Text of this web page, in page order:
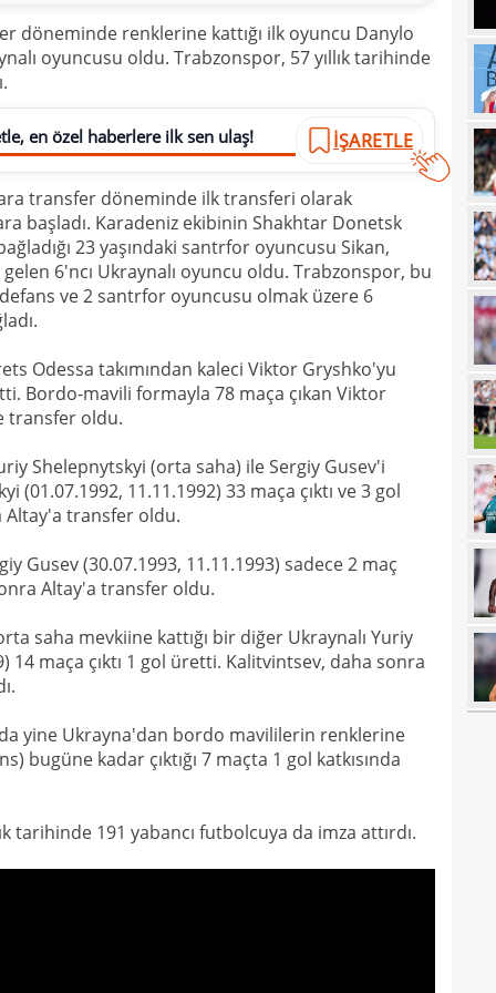
döneminde renklerine kattığı ilk oyuncu Danylo
oyuncusu oldu. Trabzonspor, 57 yıllık tarihinde
en özel haberlere ilk sen ulaş! İŞARETLE
transfer döneminde ilk transferi olarak
başladı. Karadeniz ekibinin Shakhtar Donetsk
23 yaşındaki santrfor oyuncusu Sikan,
6'ncı Ukraynalı oyuncu oldu. Trabzonspor, bu
ve 2 santrfor oyuncusu olmak üzere 6
Odessa takımından kaleci Viktor Gryshko'yu
Bordo-mavili formayla 78 maça çıkan Viktor
transfer oldu.
Shelepnytskyi (orta saha) ile Sergiy Gusev'i
11.11.1992) 33 maça çıktı ve 3 gol
Altay'a transfer oldu.
Gusev (30.07.1993, 11.11.1993) sadece 2 maç
Altay'a transfer oldu.
saha mevkiine kattığı bir diğer Ukraynalı Yuriy
14 maça çıktı 1 gol üretti. Kalitvintsev, daha sonra
yine Ukrayna'dan bordo mavililerin renklerine
bugüne kadar çıktığı 7 maçta 1 gol katkısında
tarihinde 191 yabancı futbolcuya da imza attırdı.